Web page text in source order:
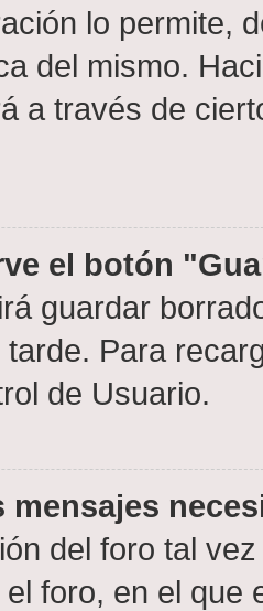
lo permite,
del mismo.
a través de
el botón
guardar
Para
de Usuario.
mensajes
del foro tal
foro, en el